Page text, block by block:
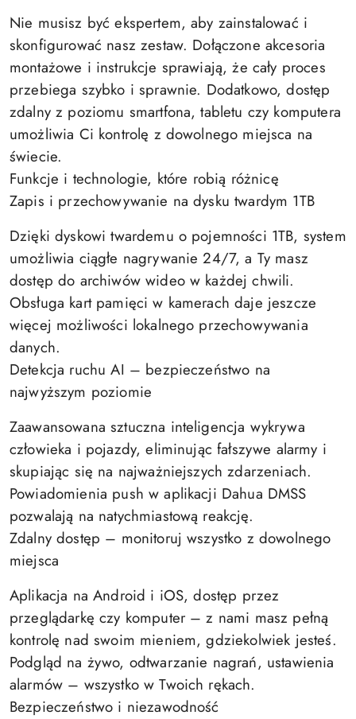
Nie musisz być ekspertem, aby zainstalować i
skonfigurować nasz zestaw. Dołączone akcesoria
montażowe i instrukcje sprawiają, że cały proces
przebiega szybko i sprawnie. Dodatkowo, dostęp
zdalny z poziomu smartfona, tabletu czy komputera
umożliwia Ci kontrolę z dowolnego miejsca na
świecie.
Funkcje i technologie, które robią różnicę
Zapis i przechowywanie na dysku twardym 1TB
Dzięki dyskowi twardemu o pojemności 1TB, system
umożliwia ciągłe nagrywanie 24/7, a Ty masz
dostęp do archiwów wideo w każdej chwili.
Obsługa kart pamięci w kamerach daje jeszcze
więcej możliwości lokalnego przechowywania
danych.
Detekcja ruchu AI – bezpieczeństwo na
najwyższym poziomie
Zaawansowana sztuczna inteligencja wykrywa
człowieka i pojazdy, eliminując fałszywe alarmy i
skupiając się na najważniejszych zdarzeniach.
Powiadomienia push w aplikacji Dahua DMSS
pozwalają na natychmiastową reakcję.
Zdalny dostęp – monitoruj wszystko z dowolnego
miejsca
Aplikacja na Android i iOS, dostęp przez
przeglądarkę czy komputer – z nami masz pełną
kontrolę nad swoim mieniem, gdziekolwiek jesteś.
Podgląd na żywo, odtwarzanie nagrań, ustawienia
alarmów – wszystko w Twoich rękach.
Bezpieczeństwo i niezawodność